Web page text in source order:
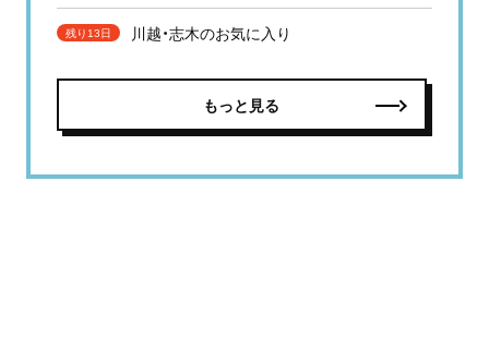
残り13日 川越・志木のお気に入り
もっと見る